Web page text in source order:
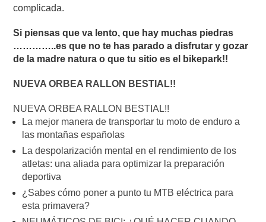
complicada.
Si piensas que va lento, que hay muchas piedras
…………..es que no te has parado a disfrutar y gozar
de la madre natura o que tu sitio es el bikepark!!
NUEVA ORBEA RALLON BESTIAL!!
NUEVA ORBEA RALLON BESTIAL!!
La mejor manera de transportar tu moto de enduro a
las montañas españolas
La despolarización mental en el rendimiento de los
atletas: una aliada para optimizar la preparación
deportiva
¿Sabes cómo poner a punto tu MTB eléctrica para
esta primavera?